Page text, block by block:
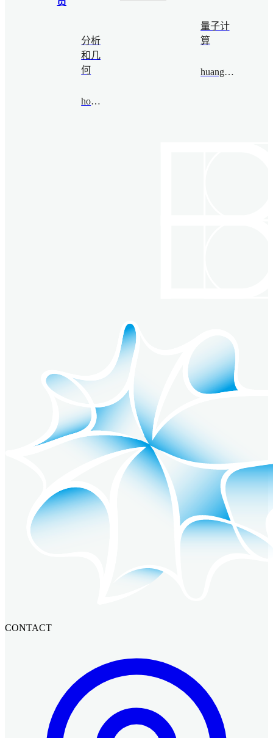
分析
和几
何
houqi@bimsa.cn
量子计
算
huanglinzhe@bimsa.cn
CONTACT